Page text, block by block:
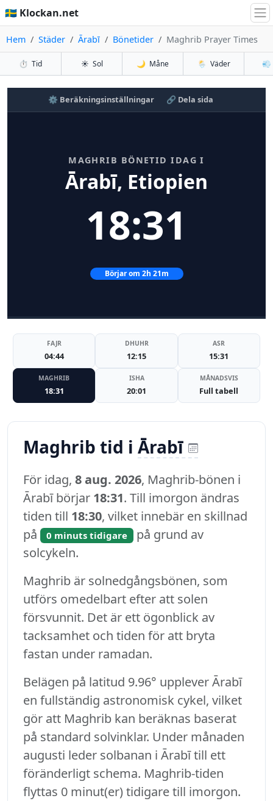
🇸🇪 Klockan.net
Hem Städer Ārabī Bönetider Maghrib Prayer Times
⏱️ Tid ☀️ Sol 🌙 Måne 🌦️ Väder 💨
⚙️ Beräkningsinställningar 🔗 Dela sida
MAGHRIB BÖNETID IDAG I
Ārabī, Etiopien
18:31
Börjar om 2h 21m
FAJR
04:44
DHUHR
12:15
ASR
15:31
MAGHRIB
18:31
ISHA
20:01
MÅNADSVIS
Full tabell
Maghrib tid i Ārabī
För idag, 8 aug. 2026, Maghrib-bönen i
Ārabī börjar 18:31. Till imorgon ändras
tiden till 18:30, vilket innebär en skillnad
på
0 minuts tidigare på grund av
solcykeln.
Maghrib är solnedgångsbönen, som
utförs omedelbart efter att solen
försvunnit. Det är ett ögonblick av
tacksamhet och tiden för att bryta
fastan under ramadan.
Belägen på latitud 9.96° upplever Ārabī
en fullständig astronomisk cykel, vilket
gör att Maghrib kan beräknas baserat
på standard solvinklar. Under månaden
augusti leder solbanan i Ārabī till ett
föränderligt schema. Maghrib-tiden
flyttas 0 minut(er) tidigare till imorgon.